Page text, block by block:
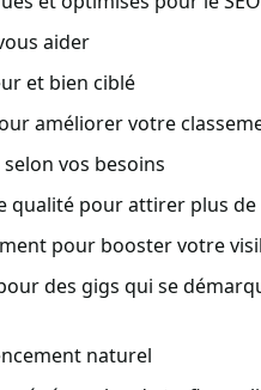
aider
et bien ciblé
améliorer votre
vos besoins
qualité pour attirer plus de
pour booster votre
des gigs qui se
naturel